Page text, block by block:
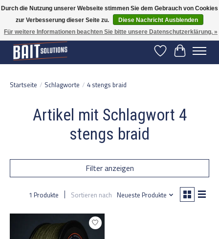
Gratis verzending vanaf 50 euro binnen NL | Op voorraad binnen 2-5 werkdagen
verzonden | België vanaf 70 euro gratis verzonden
Wunschzettel
Ihr
Startseite / Schlagworte / 4 stengs braid
Artikel mit Schlagwort 4
stengs braid
Filter anzeigen
1 Produkte Sortieren nach Neueste Produkte
Durch die Nutzung unserer Webseite stimmen Sie dem Gebrauch von Cookies
zur Verbesserung dieser Seite zu.
Diese Nachricht Ausblenden
Für weitere Informationen beachten Sie bitte unsere Datenschutzerklärung. »